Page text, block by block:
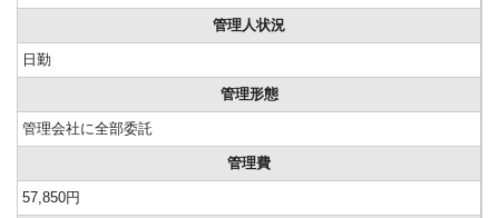
管理人状況
日勤
管理形態
管理会社に全部委託
管理費
57,850円